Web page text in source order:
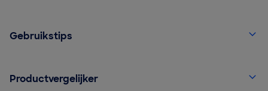
Gebruikstips
Productvergelijker